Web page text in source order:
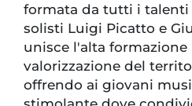
formata da tutti i talenti
solisti Luigi Picatto e
unisce l'alta formazione
valorizzazione del
offrendo ai giovani